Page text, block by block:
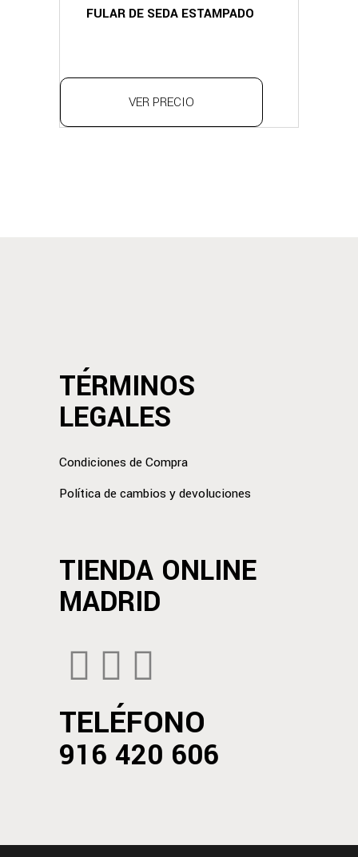
FULAR DE SEDA ESTAMPADO
VER PRECIO
TÉRMINOS
LEGALES
Condiciones de Compra
Política de cambios y devoluciones
TIENDA ONLINE
MADRID
TELÉFONO
916 420 606